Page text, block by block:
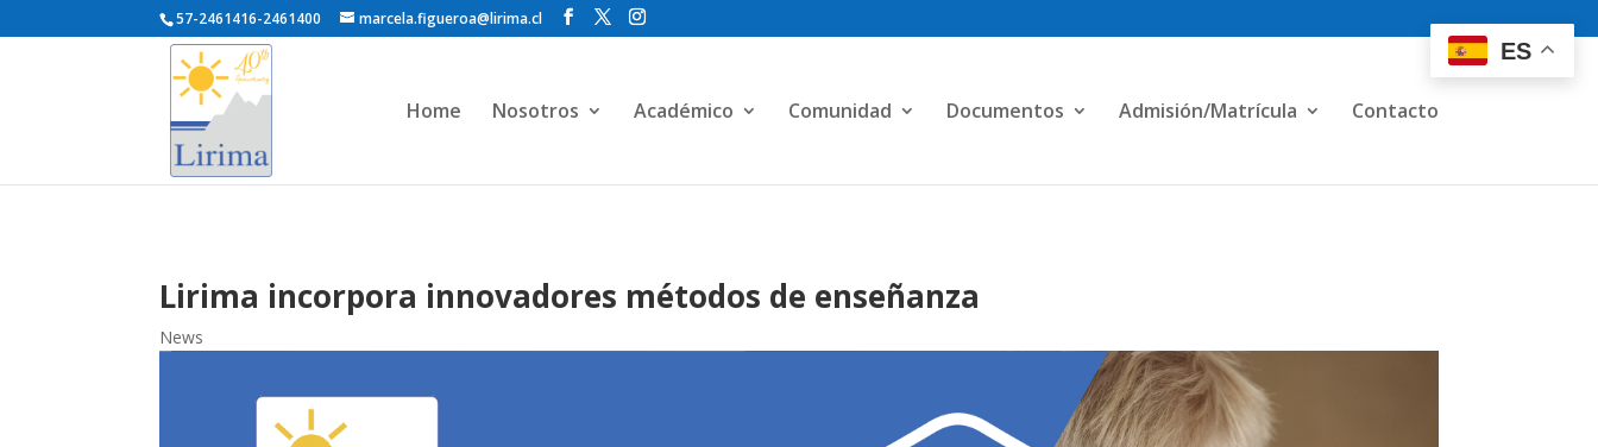
57-2461416-2461400 marcela.figueroa@lirima.cl
Home Nosotros Académico Comunidad Documentos Admisión/Matrícula Contacto
Lirima incorpora innovadores métodos de enseñanza
News
ES